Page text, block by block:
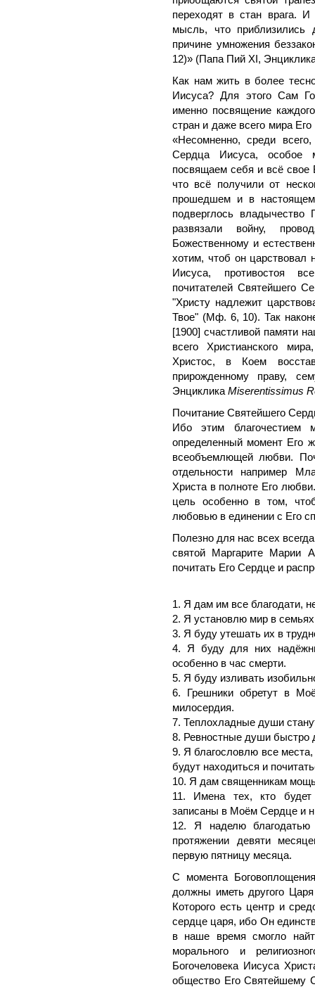
переходят в стан врага.
мысль, что
причине умножения
12)» (Папа Пий XI,
Как нам жить в более
Иисуса? Для этого Сам
именно посвящение
стран и даже всего мира
«Несомненно, среди
Сердца Иисуса, особое
посвящаем себя и всё свое
что всё получили от
прошедшем и в настоящем
подверглось
развязали войну,
Божественному и
хотим, чтоб он
Иисуса, противостоя
почитателей Святейшего
"Христу надлежит
Твое" (Мф. 6, 10). Так
[1900] счастливой памяти
всего Христианского
Христос, в Коем
прирожденному праву,
Энциклика Miserentissimus
Почитание Святейшего
Ибо этим благочестием
определенный момент Его
всеобъемлющей любви.
отдельности например
Христа в полноте Его
цель особенно в том,
любовью в единении с Его
Полезно для нас всех
святой Маргарите Марии
почитать Его Сердце и
1. Я дам им все благодати,
2. Я установлю мир в
3. Я буду утешать их в
4. Я буду для них
особенно в час смерти.
5. Я буду изливать
6. Грешники обретут в
милосердия.
7. Теплохладные души
8. Ревностные души быстро
9. Я благословлю все
будут находиться и
10. Я дам священникам
11. Имена тех, кто будет
записаны в Моём Сердце и
12. Я наделю
протяжении девяти
первую пятницу месяца.
С момента
должны иметь другого
Которого есть центр и
сердце царя, ибо Он
в наше время смогло
морального и
Богочеловека Иисуса
общество Его Святейшему